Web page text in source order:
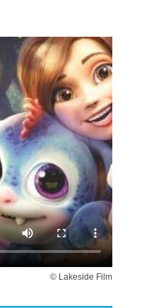
© Lakeside Film